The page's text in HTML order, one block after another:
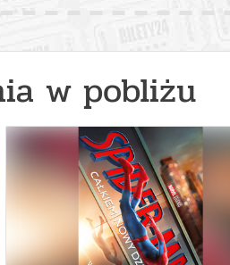
16.08.2026 , g. 15:00
16.08.2026 , g. 16:00(niedziela)
16.08.2026 , g. 17:00(niedziela)
17.08.2026 , g. 08:00(poniedziałek)
17.08.2026 , g. 09:00(poniedziałek)
w pobliżu